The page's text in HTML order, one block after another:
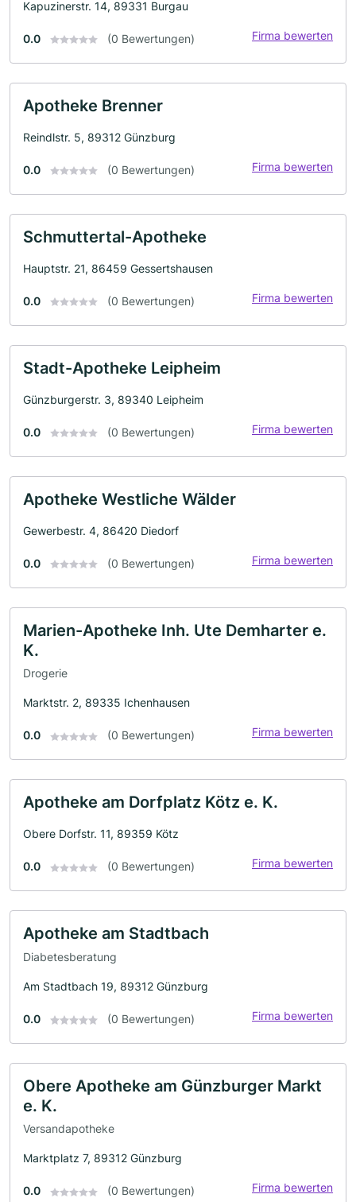
Kapuzinerstr. 14, 89331 Burgau
0.0 (0 Bewertungen) Firma bewerten
Apotheke Brenner
Reindlstr. 5, 89312 Günzburg
0.0 (0 Bewertungen) Firma bewerten
Schmuttertal-Apotheke
Hauptstr. 21, 86459 Gessertshausen
0.0 (0 Bewertungen) Firma bewerten
Stadt-Apotheke Leipheim
Günzburgerstr. 3, 89340 Leipheim
0.0 (0 Bewertungen) Firma bewerten
Apotheke Westliche Wälder
Gewerbestr. 4, 86420 Diedorf
0.0 (0 Bewertungen) Firma bewerten
Marien-Apotheke Inh. Ute Demharter e.
K.
Drogerie
Marktstr. 2, 89335 Ichenhausen
0.0 (0 Bewertungen) Firma bewerten
Apotheke am Dorfplatz Kötz e. K.
Obere Dorfstr. 11, 89359 Kötz
0.0 (0 Bewertungen) Firma bewerten
Apotheke am Stadtbach
Diabetesberatung
Am Stadtbach 19, 89312 Günzburg
0.0 (0 Bewertungen) Firma bewerten
Obere Apotheke am Günzburger Markt
e. K.
Versandapotheke
Marktplatz 7, 89312 Günzburg
0.0 (0 Bewertungen) Firma bewerten